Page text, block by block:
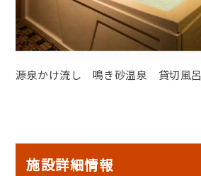
源泉かけ流し 鳴き砂温泉 貸切風呂
施設詳細情報